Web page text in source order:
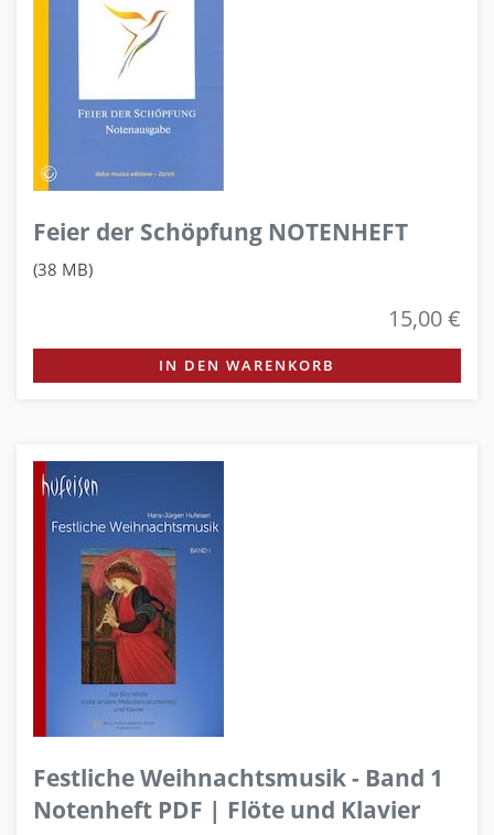
Feier der Schöpfung NOTENHEFT
(38 MB)
15,00 €
IN DEN WARENKORB
Festliche Weihnachtsmusik - Band 1
Notenheft PDF | Flöte und Klavier